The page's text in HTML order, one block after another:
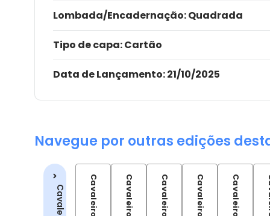
Lombada/Encadernação: Quadrada
Tipo de capa:Cartão
Data de Lançamento:21/10/2025
Navegue por outras edições